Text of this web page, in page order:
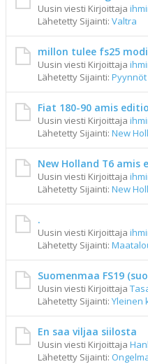
Uusin viesti Kirjoittaja
Lähetetty Sijainti: Valtra
millon tulee fs25
Uusin viesti Kirjoittaja
Lähetetty Sijainti: Pyynnöt
Fiat 180-90 amis
Uusin viesti Kirjoittaja
Lähetetty Sijainti: New
New Holland T6 amis
Uusin viesti Kirjoittaja
Lähetetty Sijainti: New
.
Uusin viesti Kirjoittaja
Lähetetty Sijainti:
Suomenmaa FS19
Uusin viesti Kirjoittaja
Lähetetty Sijainti: Yleinen
En saa viljaa siilosta
Uusin viesti Kirjoittaja
Lähetetty Sijainti: